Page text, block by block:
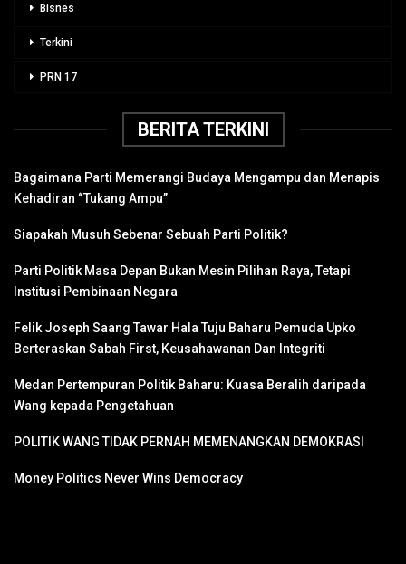
Bisnes
Terkini
PRN 17
BERITA TERKINI
Bagaimana Parti Memerangi Budaya Mengampu dan Menapis
Kehadiran “Tukang Ampu”
Siapakah Musuh Sebenar Sebuah Parti Politik?
Parti Politik Masa Depan Bukan Mesin Pilihan Raya, Tetapi
Institusi Pembinaan Negara
Felik Joseph Saang Tawar Hala Tuju Baharu Pemuda Upko
Berteraskan Sabah First, Keusahawanan Dan Integriti
Medan Pertempuran Politik Baharu: Kuasa Beralih daripada
Wang kepada Pengetahuan
POLITIK WANG TIDAK PERNAH MEMENANGKAN DEMOKRASI
Money Politics Never Wins Democracy